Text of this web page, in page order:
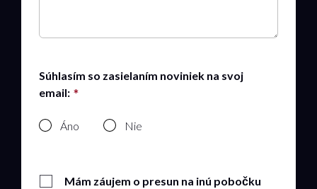
Súhlasím so zasielaním noviniek na svoj
email:
Áno Nie
Mám záujem o presun na inú pobočku